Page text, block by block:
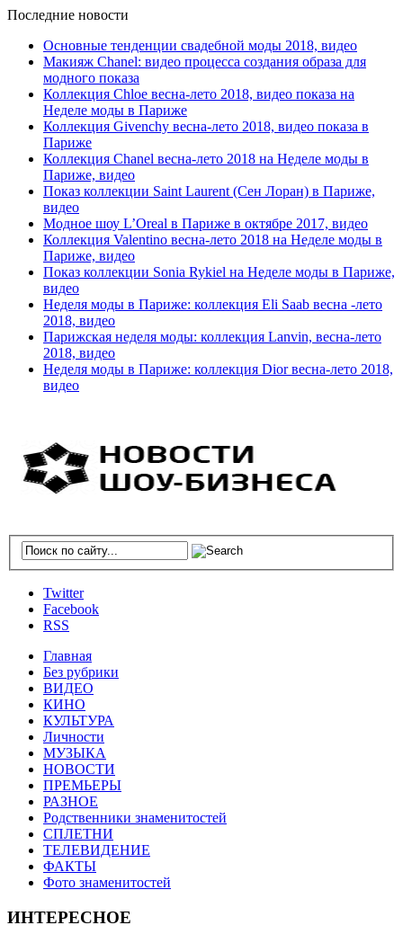
Последние новости
Основные тенденции свадебной моды 2018, видео
Макияж Chanel: видео процесса создания образа для
модного показа
Коллекция Chloe весна-лето 2018, видео показа на
Неделе моды в Париже
Коллекция Givenchy весна-лето 2018, видео показа в
Париже
Коллекция Chanel весна-лето 2018 на Неделе моды в
Париже, видео
Показ коллекции Saint Laurent (Сен Лоран) в Париже,
видео
Модное шоу L’Oreal в Париже в октябре 2017, видео
Коллекция Valentino весна-лето 2018 на Неделе моды в
Париже, видео
Показ коллекции Sonia Rykiel на Неделе моды в Париже,
видео
Неделя моды в Париже: коллекция Eli Saab весна -лето
2018, видео
Парижская неделя моды: коллекция Lanvin, весна-лето
2018, видео
Неделя моды в Париже: коллекция Dior весна-лето 2018,
видео
Twitter
Facebook
RSS
Главная
Без рубрики
ВИДЕО
КИНО
КУЛЬТУРА
Личности
МУЗЫКА
НОВОСТИ
ПРЕМЬЕРЫ
РАЗНОЕ
Родственники знаменитостей
СПЛЕТНИ
ТЕЛЕВИДЕНИЕ
ФАКТЫ
Фото знаменитостей
ИНТЕРЕСНОЕ